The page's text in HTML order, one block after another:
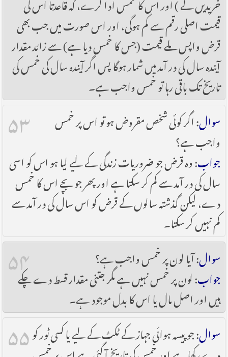
قیمت اصلی رقم سے کم ہوگی، اور اس صورت میں جب بھی
قرض واپس ملے قیمت (جس کا خمس دیا ہے) سے زائد مقدار
آیندہ سال کی در آمد میں شمار ہوگا پس اگر آیندہ سال کی خمس کی
تاریخ تک باقی رہا تو خمس واجب ہے۔
۵۳ سوال: اگر کو‌ئی شخص مقروض ہو تو اس پر خمس
واجب ہے؟
جواب: وہ قرض جو ضروریات زندگی کے لیے لیا ہو اس کو اسی
سال کی در آمد سے کم کر سکتا ہے اور پھر جو بچے اس کا خمس
دے، لیکن گذشتہ سالوں کے قرض کو اس سال کی در آمد سے
کم نہیں کر سکتا۔
۵۴ سوال: آیا لون پر خمس واجب ہے؟
جواب: لون پر خمس نہیں ہے مگر جتنی مقدار قسط دے چکے
ہیں اور اصل مال یا اس کا بدل موجود ہے۔
۵۵ سوال: جو پیسہ ہوائی جہاز کے ٹکٹ کے لیے یا کسی ٹور کو